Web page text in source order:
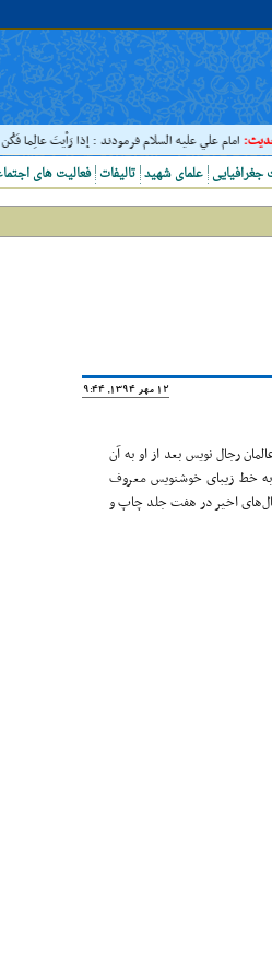
امام علي عليه السلام فرمودند : إذا رَأيتَ عالِما فَکُن
فعالیت های تالیفات علمای شهید
12 مهر 1394, 19:44
رجال نویس بعد از او به آن
به خط زیباى خوشنویس معروف
و چاپ شده بود. در سال‌هاى اخیر در هفت جلد چاپ و